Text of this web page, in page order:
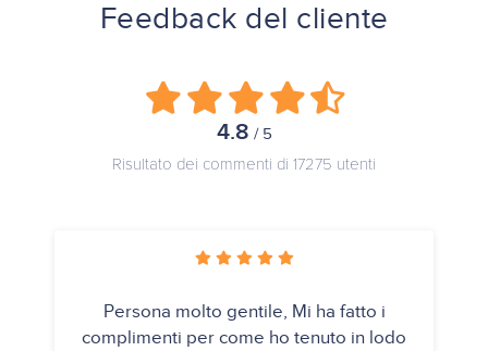
Feedback del cliente
4.8 / 5
Risultato dei commenti di 17275 utenti
Persona molto gentile, Mi ha fatto i
complimenti per come ho tenuto in lodo